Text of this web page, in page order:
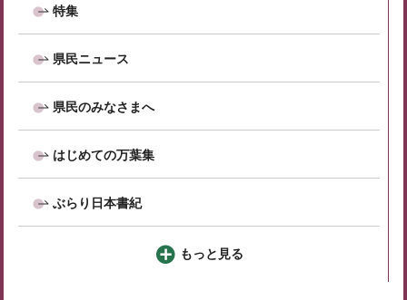
特集
県民ニュース
県民のみなさまへ
はじめての万葉集
ぶらり日本書紀
もっと見る